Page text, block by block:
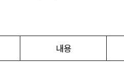
내용